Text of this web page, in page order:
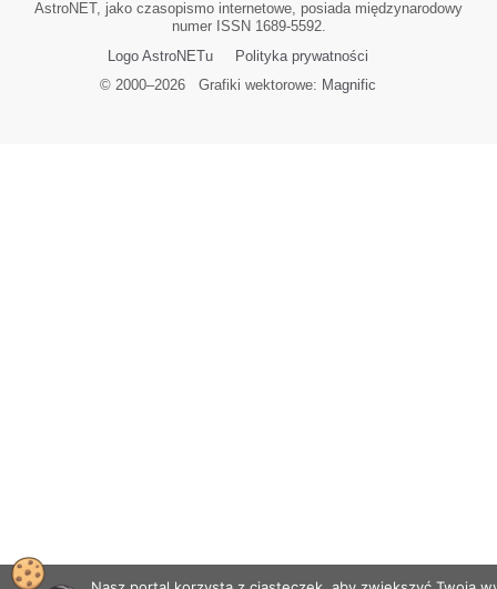
AstroNET, jako czasopismo internetowe, posiada międzynarodowy
numer ISSN 1689-5592.
Logo AstroNETu
Polityka prywatności
© 2000–2026Grafiki wektorowe: Magnific